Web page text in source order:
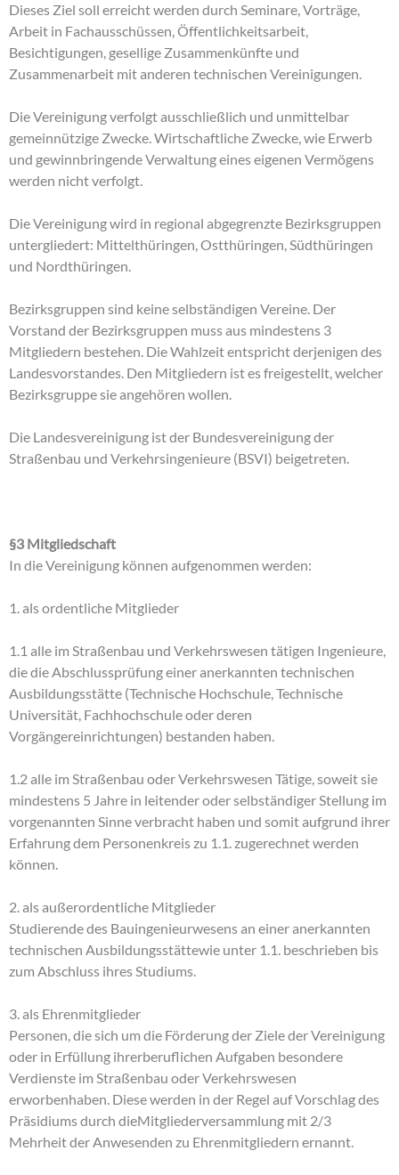
Dieses Ziel soll erreicht werden durch Seminare, Vorträge,
Arbeit in Fachausschüssen, Öffentlichkeitsarbeit,
Besichtigungen, gesellige Zusammenkünfte und
Zusammenarbeit mit anderen technischen Vereinigungen.
Die Vereinigung verfolgt ausschließlich und unmittelbar
gemeinnützige Zwecke. Wirtschaftliche Zwecke, wie Erwerb
und gewinnbringende Verwaltung eines eigenen Vermögens
werden nicht verfolgt.
Die Vereinigung wird in regional abgegrenzte Bezirksgruppen
untergliedert: Mittelthüringen, Ostthüringen, Südthüringen
und Nordthüringen.
Bezirksgruppen sind keine selbständigen Vereine. Der
Vorstand der Bezirksgruppen muss aus mindestens 3
Mitgliedern bestehen. Die Wahlzeit entspricht derjenigen des
Landesvorstandes. Den Mitgliedern ist es freigestellt, welcher
Bezirksgruppe sie angehören wollen.
Die Landesvereinigung ist der Bundesvereinigung der
Straßenbau und Verkehrsingenieure (BSVI) beigetreten.
§3 Mitgliedschaft
In die Vereinigung können aufgenommen werden:
1. als ordentliche Mitglieder
1.1 alle im Straßenbau und Verkehrswesen tätigen Ingenieure,
die die Abschlussprüfung einer anerkannten technischen
Ausbildungsstätte (Technische Hochschule, Technische
Universität, Fachhochschule oder deren
Vorgängereinrichtungen) bestanden haben.
1.2 alle im Straßenbau oder Verkehrswesen Tätige, soweit sie
mindestens 5 Jahre in leitender oder selbständiger Stellung im
vorgenannten Sinne verbracht haben und somit aufgrund ihrer
Erfahrung dem Personenkreis zu 1.1. zugerechnet werden
können.
2. als außerordentliche Mitglieder
Studierende des Bauingenieurwesens an einer anerkannten
technischen Ausbildungsstättewie unter 1.1. beschrieben bis
zum Abschluss ihres Studiums.
3. als Ehrenmitglieder
Personen, die sich um die Förderung der Ziele der Vereinigung
oder in Erfüllung ihrerberuflichen Aufgaben besondere
Verdienste im Straßenbau oder Verkehrswesen
erworbenhaben. Diese werden in der Regel auf Vorschlag des
Präsidiums durch dieMitgliederversammlung mit 2/3
Mehrheit der Anwesenden zu Ehrenmitgliedern ernannt.